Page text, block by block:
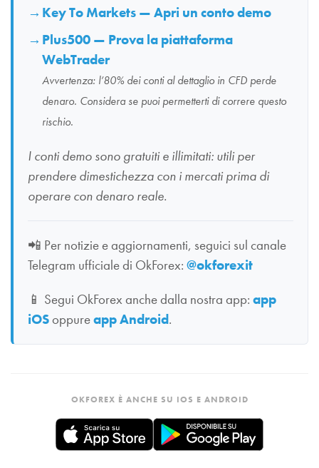
Key To Markets — Apri un conto demo
Plus500 — Prova la piattaforma
WebTrader
Avvertenza: l’80% dei conti al dettaglio in CFD perde
denaro. Considera se puoi permetterti di correre questo
rischio.
I conti demo sono gratuiti e illimitati: utili per
prendere dimestichezza con i mercati prima di
operare con denaro reale.
📲 Per notizie e aggiornamenti, seguici sul canale
Telegram ufficiale di OkForex: @okforexit
📱 Segui OkForex anche dalla nostra app: app
iOSoppureapp Android.
OKFOREX È ANCHE SU IOS E ANDROID